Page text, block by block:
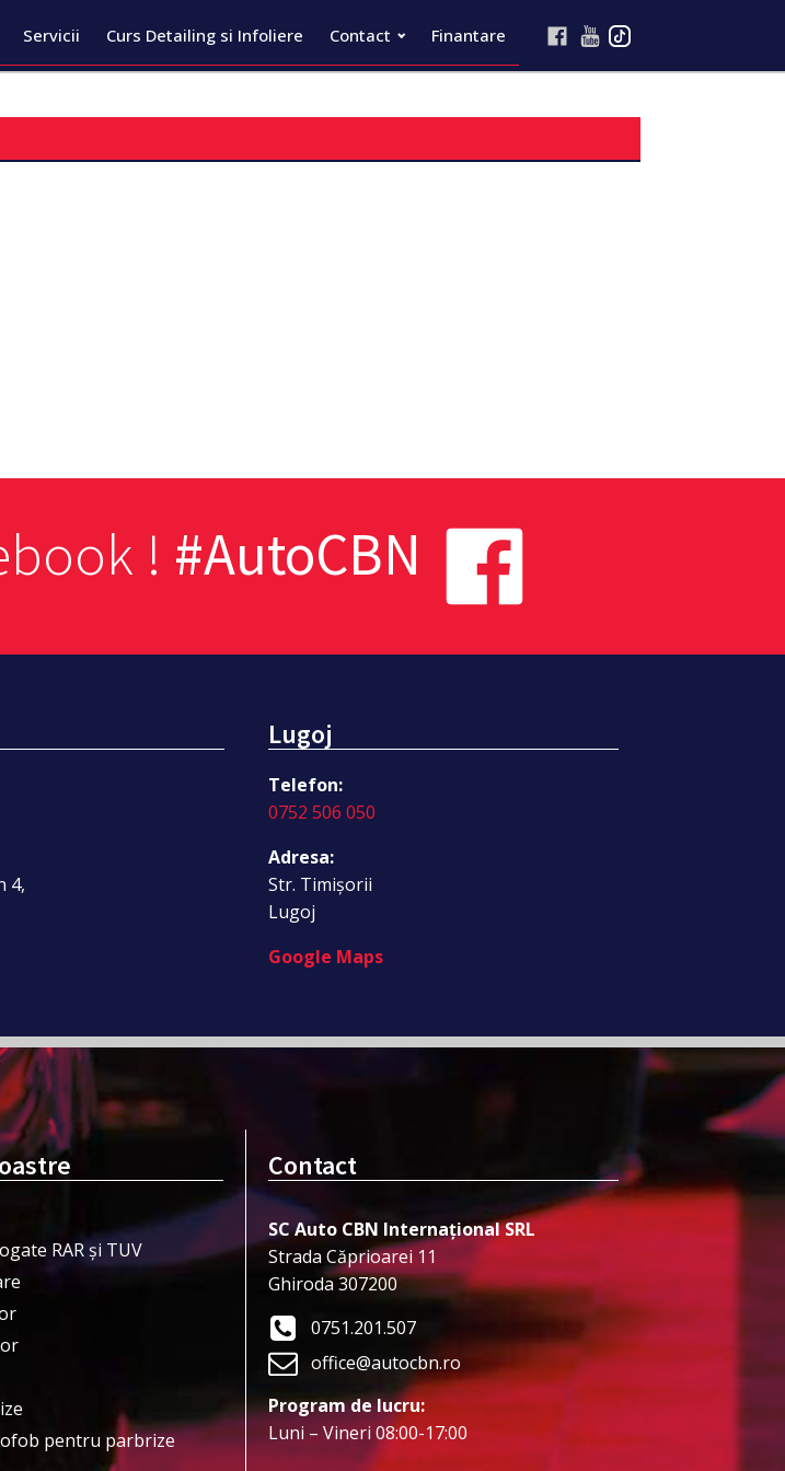
Servicii Curs Detailing si Infoliere Contact Finantare
! #AutoCBN
4,
Lugoj
Telefon:
0752 506 050
Adresa:
Str. Timișorii
Lugoj
Google Maps
RAR și TUV
pentru parbrize
Contact
SC Auto CBN Internațional SRL
Strada Căprioarei 11
Ghiroda 307200
0751.201.507
office@autocbn.ro
Program de lucru:
Luni – Vineri 08:00-17:00